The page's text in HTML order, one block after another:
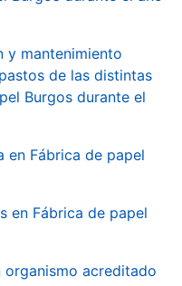
y mantenimiento
de las distintas
Burgos durante el
en Fábrica de papel
en Fábrica de papel
acreditado